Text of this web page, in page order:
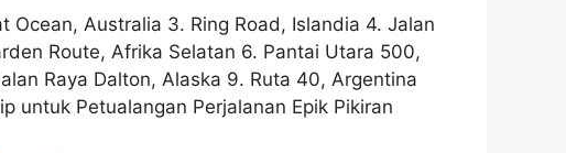
Ocean, Australia 3. Ring Road, Islandia 4. Jalan
Route, Afrika Selatan 6. Pantai Utara 500,
Raya Dalton, Alaska 9. Ruta 40, Argentina
untuk Petualangan Perjalanan Epik Pikiran